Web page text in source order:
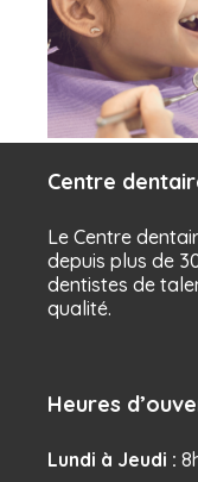
Centre
Le Centre
depuis plus de
dentistes de
qualité.
Heures
Lundi à Jeudi :